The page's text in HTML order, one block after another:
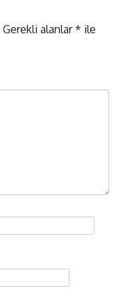
Gerekli alanlar* ile